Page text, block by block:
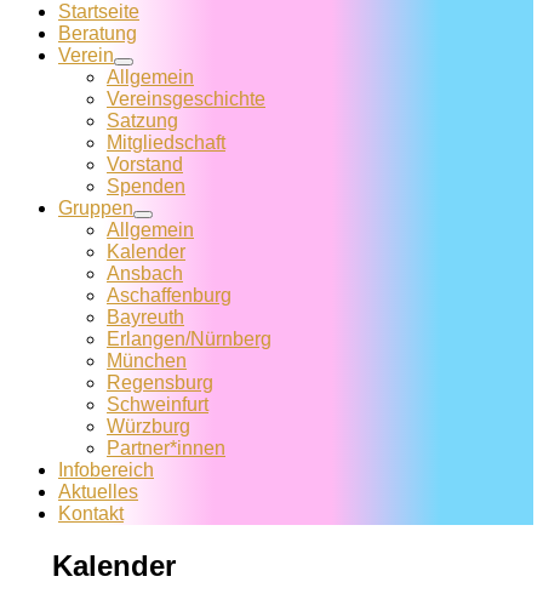
Startseite
Beratung
Verein
Allgemein
Vereins­geschichte
Satzung
Mitglied­schaft
Vorstand
Spenden
Gruppen
Allgemein
Kalender
Ansbach
Aschaffenburg
Bayreuth
Erlangen/Nürnberg
München
Regensburg
Schweinfurt
Würzburg
Partner*innen
Infobereich
Aktuelles
Kontakt
Kalender